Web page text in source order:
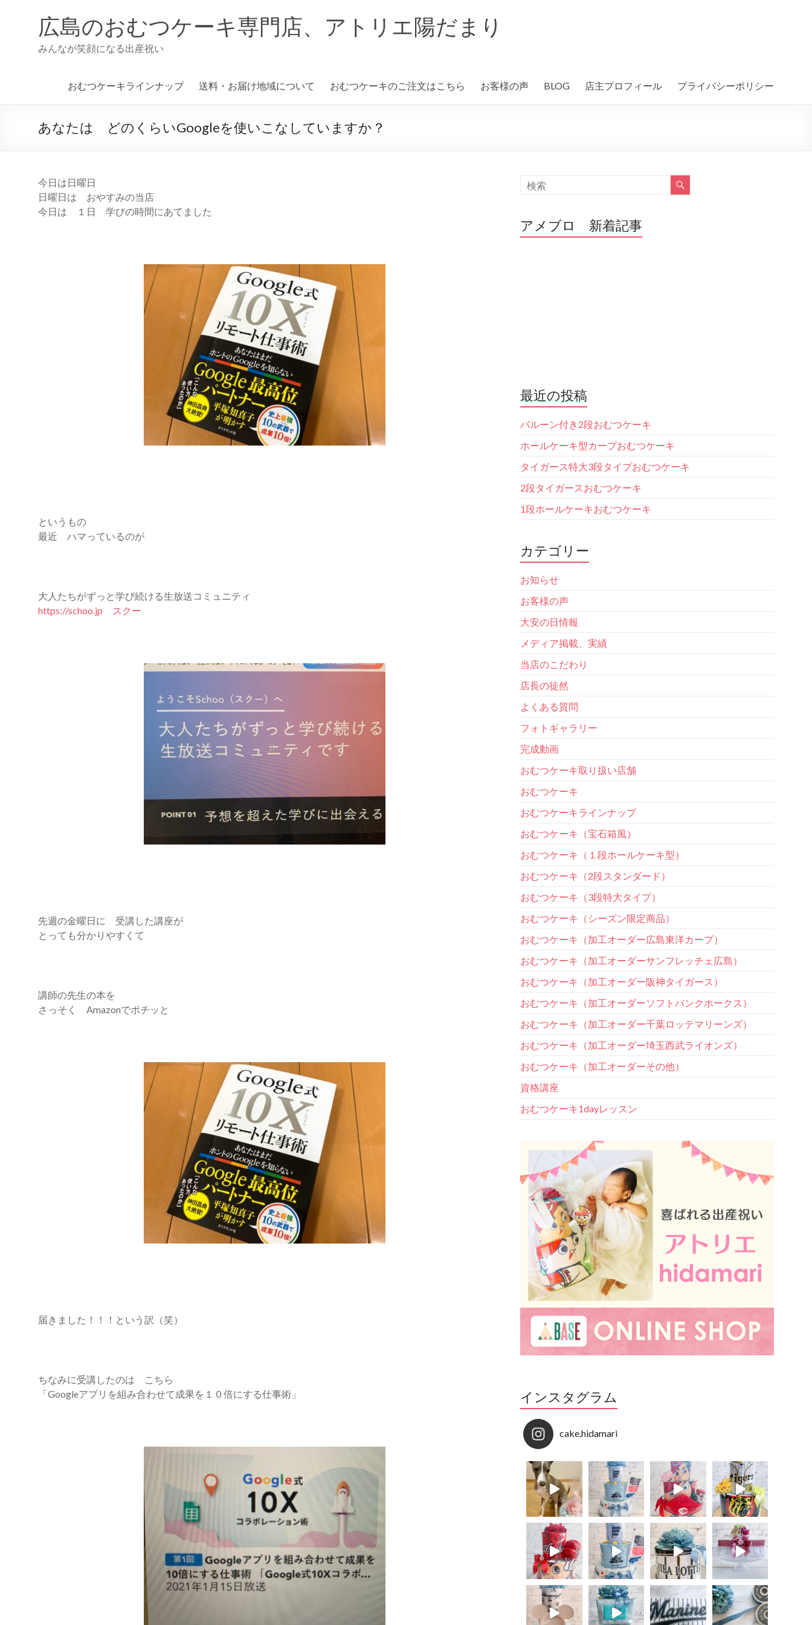
広島のおむつケーキ専門店、アトリエ陽だまり
みんなが笑顔になる出産祝い
おむつケーキラインナップ 送料・お届け地域について おむつケーキのご注文はこちら お客様の声 BLOG 店主プロフィール プライバシーポリシー
あなたは どのくらいGoogleを使いこなしていますか？
今日は日曜日
日曜日は おやすみの当店
今日は １日 学びの時間にあてました
というもの
最近 ハマっているのが
大人たちがずっと学び続ける生放送コミュニティ
https://schoo.jp スクー
先週の金曜日に 受講した講座が
とっても分かりやすくて
講師の先生の本を
さっそく Amazonでポチッと
届きました！！！という訳（笑）
ちなみに受講したのは こちら
「Googleアプリを組み合わせて成果を１０倍にする仕事術」
アメブロ 新着記事
最近の投稿
バルーン付き2段おむつケーキ
ホールケーキ型カープおむつケーキ
タイガース特大3段タイプおむつケーキ
2段タイガースおむつケーキ
1段ホールケーキおむつケーキ
カテゴリー
お知らせ
お客様の声
大安の日情報
メディア掲載、実績
当店のこだわり
店長の徒然
よくある質問
フォトギャラリー
完成動画
おむつケーキ取り扱い店舗
おむつケーキ
おむつケーキラインナップ
おむつケーキ（宝石箱風）
おむつケーキ（１段ホールケーキ型）
おむつケーキ（2段スタンダード）
おむつケーキ（3段特大タイプ）
おむつケーキ（シーズン限定商品）
おむつケーキ（加工オーダー広島東洋カープ）
おむつケーキ（加工オーダーサンフレッチェ広島）
おむつケーキ（加工オーダー阪神タイガース）
おむつケーキ（加工オーダーソフトバンクホークス）
おむつケーキ（加工オーダー千葉ロッテマリーンズ）
おむつケーキ（加工オーダー埼玉西武ライオンズ）
おむつケーキ（加工オーダーその他）
資格講座
おむつケーキ1dayレッスン
インスタグラム
cake.hidamari